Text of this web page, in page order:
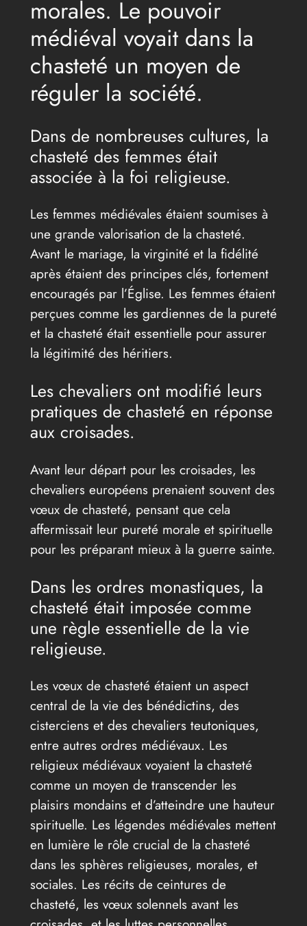
morales. Le pouvoir
médiéval voyait dans la
chasteté un moyen de
réguler la société.
Dans de nombreuses cultures, la
chasteté des femmes était
associée à la foi religieuse.
Les femmes médiévales étaient soumises à
une grande valorisation de la chasteté.
Avant le mariage, la virginité et la fidélité
après étaient des principes clés, fortement
encouragés par l’Église. Les femmes étaient
perçues comme les gardiennes de la pureté
et la chasteté était essentielle pour assurer
la légitimité des héritiers.
Les chevaliers ont modifié leurs
pratiques de chasteté en réponse
aux croisades.
Avant leur départ pour les croisades, les
chevaliers européens prenaient souvent des
vœux de chasteté, pensant que cela
affermissait leur pureté morale et spirituelle
pour les préparant mieux à la guerre sainte.
Dans les ordres monastiques, la
chasteté était imposée comme
une règle essentielle de la vie
religieuse.
Les vœux de chasteté étaient un aspect
central de la vie des bénédictins, des
cisterciens et des chevaliers teutoniques,
entre autres ordres médiévaux. Les
religieux médiévaux voyaient la chasteté
comme un moyen de transcender les
plaisirs mondains et d’atteindre une hauteur
spirituelle. Les légendes médiévales mettent
en lumière le rôle crucial de la chasteté
dans les sphères religieuses, morales, et
sociales. Les récits de ceintures de
chasteté, les vœux solennels avant les